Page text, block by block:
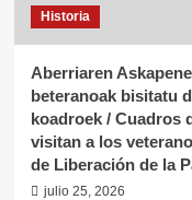
Historia
Aberriaren
beteranoak bisitatu
koadroek / Cuadros
visitan a los
de Liberación de la
julio 25, 2026